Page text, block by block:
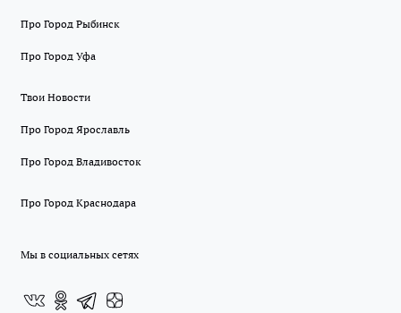
Про Город Рыбинск
Про Город Уфа
Твои Новости
Про Город Ярославль
Про Город Владивосток
Про Город Краснодара
Мы в социальных сетях